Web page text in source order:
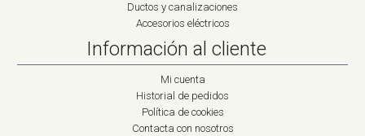
Ductos y canalizaciones
Accesorios eléctricos
Información al cliente
Mi cuenta
Historial de pedidos
Política de cookies
Contacta con nosotros